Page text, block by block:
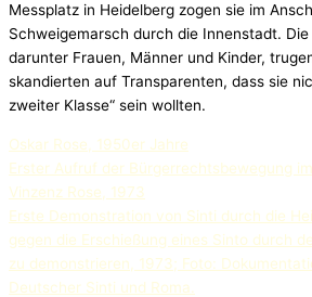
Messplatz in Heidelberg zogen sie im
Schweigemarsch durch die Innenstadt.
darunter Frauen, Männer und Kinder,
skandierten auf Transparenten, dass sie
zweiter Klasse“ sein wollten.
Oskar Rose, 1950er Jahre
Erster Aufruf der Bürgerrechtsbewegung
Vinzenz Rose, 1973
Erste Demonstration von Sinti durch die
gegen die Erschießung eines Sinto durch
zu demonstrieren, 1973; Foto:
Deutscher Sinti und Roma.